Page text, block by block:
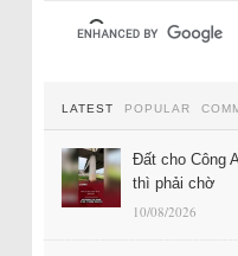
LATEST POPULAR
Đất cho Công
thì phải chờ
10/08/2026